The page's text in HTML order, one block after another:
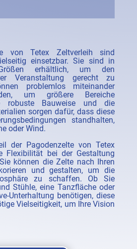
von Tetex Zeltverleih sind
einsetzbar. Sie sind in
erhältlich, um den
Veranstaltung gerecht zu
problemlos miteinander
um größere Bereiche
robuste Bauweise und die
sorgen dafür, dass diese
standhalten,
oder Wind.
der Pagodenzelte von Tetex
Flexibilität bei der Gestaltung
können die Zelte nach Ihren
und gestalten, um die
zu schaffen. Ob Sie
Stühle, eine Tanzfläche oder
Unterhaltung benötigen, diese
Vielseitigkeit, um Ihre Vision